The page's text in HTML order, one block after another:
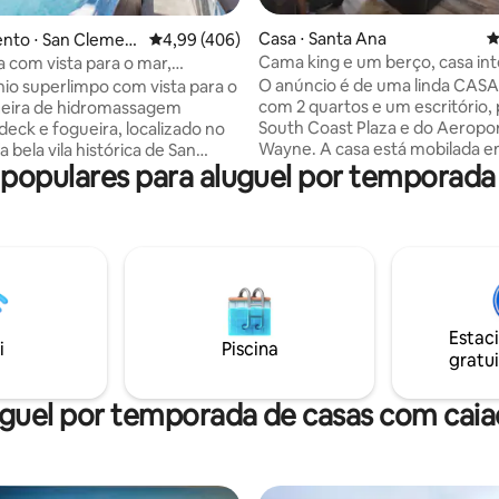
de 5, 119 avaliações
⋅ San Clemen
4,99 de uma avaliação média de 5, 406
4,99 (406)
com vista para o mar,
hidromassagem, caminhada
superlimpo com vista para o
de hidromassagem
e fogueira, localizado no
bela vila histórica de San
Uma caminhada rápida ou
bonde gratuito até a praia
de praia • Ar-condicionado
• Vaporização de
Esportes • Cozinha de cozinha
• Colchões e roupa de
1 carro • Máquina de
roupa na unidade • Promessa
Casa ⋅ Santa Ana
Cama king e um berço, casa
bonita
O anúncio é de uma linda
com 2 quartos e um escritório,
South Coast Plaza e do
Wayne. A casa está mobilada
estilo eclético. Você terá um
uma cama king size e um
precisam de acesso à garagem.
oferecidas camas extras. É proibido o uso
comercial, a realização de
consumir drogas, a entrega de
correspondência ou a
um histórico de avaliações
Airbnb.
para aluguel por
Piscina
por temporada de casas com